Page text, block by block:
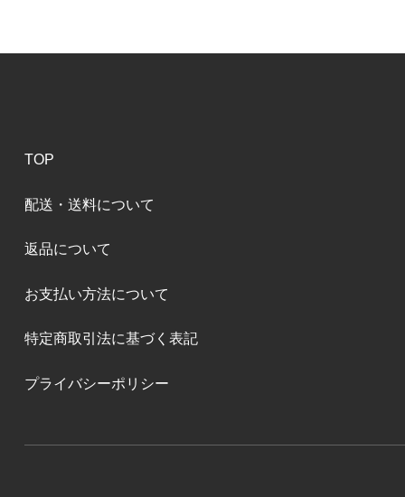
TOP
配送・送料について
返品について
お支払い方法について
特定商取引法に基づく表記
プライバシーポリシー